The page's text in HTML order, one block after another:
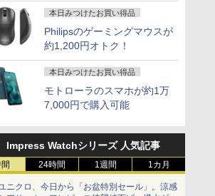
本日みつけたお買い得品
Philipsのゲーミングマウスが
約1,200円オトク！
本日みつけたお買い得品
モトローラのスマホが約1万
7,000円で購入可能
Impress Watchシリーズ 人気記事
24時間 1週間 1カ月
ニクロ、今日から「お盆特別セール」。涼感